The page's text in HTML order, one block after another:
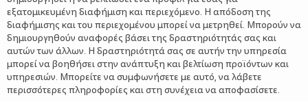
εξατομικευμένη διαφήμιση και περιεχόμενο. Η απόδοση της
διαφήμισης και του περιεχομένου μπορεί να μετρηθεί. Μπορούν να
δημιουργηθούν αναφορές βάσει της δραστηριότητάς σας και
αυτών των άλλων. Η δραστηριότητά σας σε αυτήν την υπηρεσία
μπορεί να βοηθήσει στην ανάπτυξη και βελτίωση προϊόντων και
υπηρεσιών. Μπορείτε να συμφωνήσετε με αυτό, να λάβετε
περισσότερες πληροφορίες και στη συνέχεια να αποφασίσετε.